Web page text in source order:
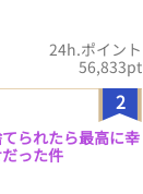
24h.ポイント
56,833pt
2
られたら最高に幸
った件